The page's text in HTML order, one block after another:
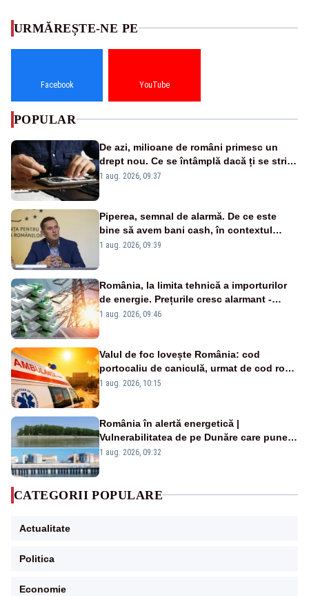
URMĂREȘTE-NE PE
Facebook YouTube
POPULAR
De azi, milioane de români primesc un
drept nou. Ce se întâmplă dacă ți se strică
un produs
1 aug. 2026, 09:37
Piperea, semnal de alarmă. De ce este
bine să avem bani cash, în contextul
alertei energetice?
1 aug. 2026, 09:39
România, la limita tehnică a importurilor
de energie. Prețurile cresc alarmant -
Analiză Realitatea Plus
1 aug. 2026, 09:46
Valul de foc lovește România: cod
portocaliu de caniculă, urmat de cod roșu
duminică. Temperaturile urcă spre 40°C
1 aug. 2026, 10:15
România în alertă energetică |
Vulnerabilitatea de pe Dunăre care pune
în pericol Centrala Cernavodă era
1 aug. 2026, 09:32
CATEGORII POPULARE
Actualitate
Politica
Economie